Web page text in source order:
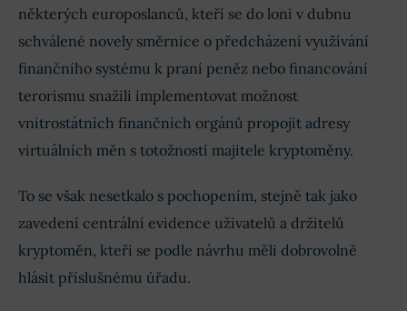
některých europoslanců, kteří se do loni v dubnu
schválené novely směrnice o předcházení využívání
finančního systému k praní peněz nebo financování
terorismu snažili implementovat možnost
vnitrostátních finančních orgánů propojit adresy
virtuálních měn s totožností majitele kryptoměny.
To se však nesetkalo s pochopením, stejně tak jako
zavedení centrální evidence uživatelů a držitelů
kryptoměn, kteří se podle návrhu měli dobrovolně
hlásit příslušnému úřadu.